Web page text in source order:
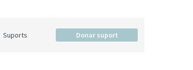
Suports Donar suport